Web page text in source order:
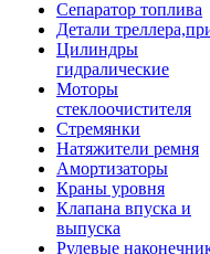
Сепаратор топлива
Детали
Цилиндры
гидралические
Моторы
стеклоочистителя
Стремянки
Натяжители ремня
Амортизаторы
Краны уровня
Клапана впуска и
выпуска
Рулевые